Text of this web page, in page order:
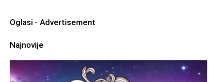
Oglasi - Advertisement
Najnovije